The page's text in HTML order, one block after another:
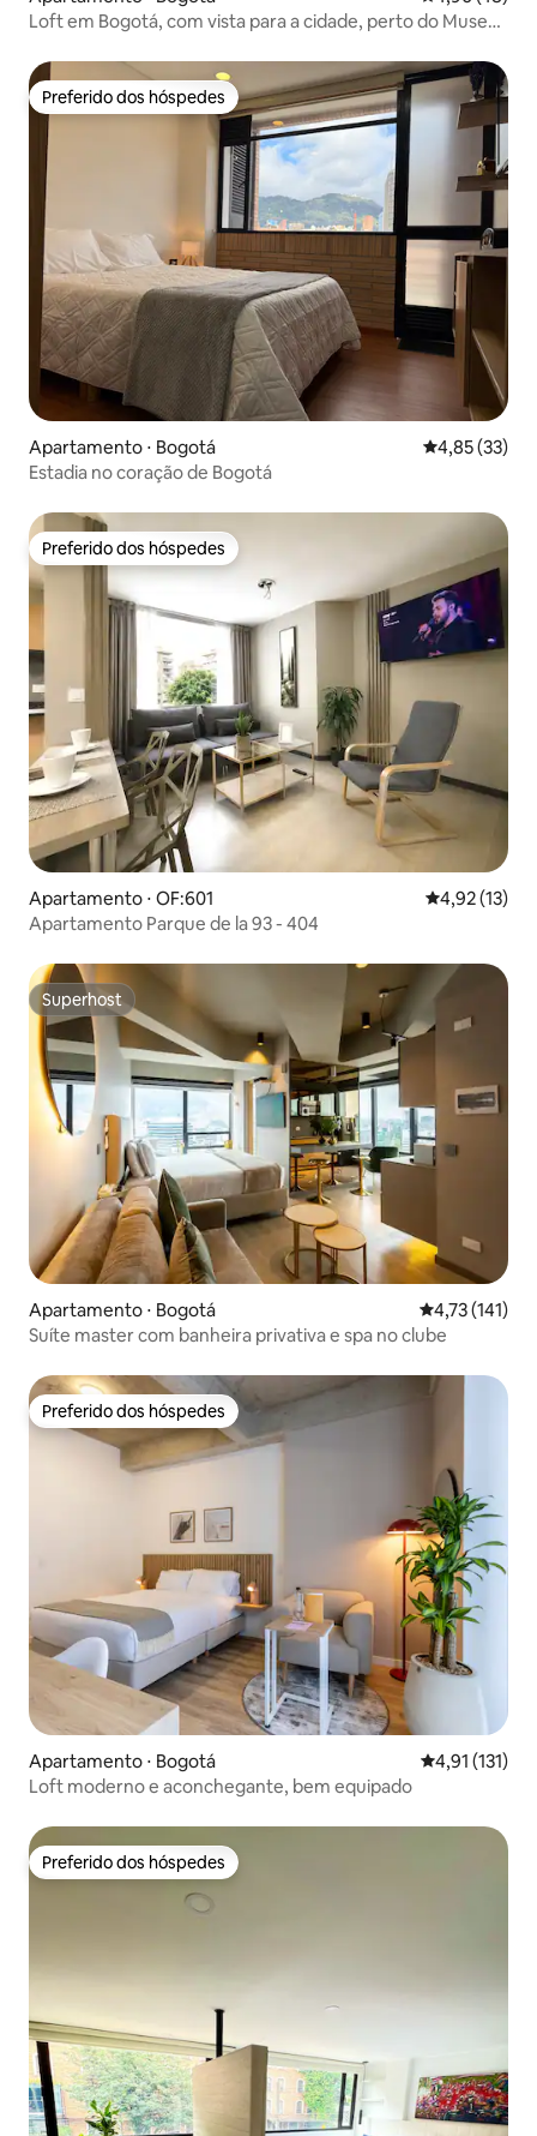
Loft em Bogotá, com vista para a cidade, perto do Museu
Preferido dos hóspedes
Preferido dos hóspedes
Apartamento ⋅ Bogotá 4,85 de uma
4,85 (33)
Estadia no coração de Bogotá
Preferido dos hóspedes
Preferido dos hóspedes
Apartamento ⋅ OF:601 4,92 de uma
4,92 (13)
Apartamento Parque de la 93 - 404
Superhost
Superhost
Apartamento ⋅ Bogotá 4,73 de uma
4,73 (141)
Suíte master com banheira privativa e spa no clube
Preferido dos hóspedes
Preferido dos hóspedes
Apartamento ⋅ Bogotá 4,91 de uma
4,91 (131)
Loft moderno e aconchegante, bem equipado
Preferido dos hóspedes
Preferido dos hóspedes